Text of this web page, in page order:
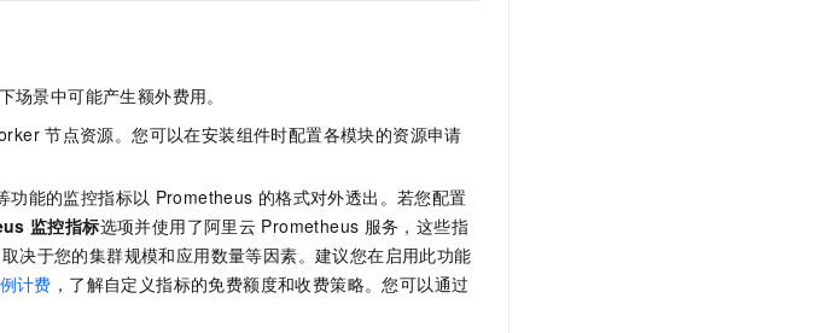
场景中可能产生额外费用。
节点资源。您可以在安装组件时配置各模块的资源申请
功能的监控指标以 Prometheus 的格式对外透出。若您配置
监控指标选项并使用了阿里云 Prometheus 服务，这些指
决于您的集群规模和应用数量等因素。建议您在启用此功能
计费 ，了解自定义指标的免费额度和收费策略。您可以通过
用1%尺寸在特定领域达到大模型90%以上效果
R1 满血版
多种方案随心选，轻松解锁专属 DeepSeek
从文本、图片、视频中提取结构化的属性信息
超强辅助，Bolt.diy 一步搞定创意建站
通过自然语言交互简化开发流程,全栈开发支持